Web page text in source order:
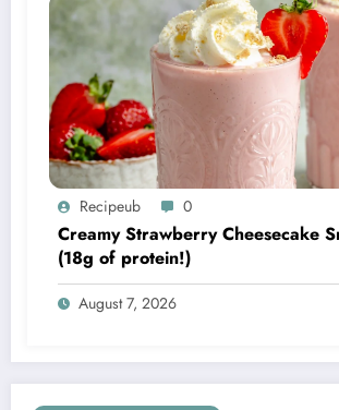
Recipeub 0
Creamy Strawberry Cheesecake
(18g of protein!)
August 7, 2026